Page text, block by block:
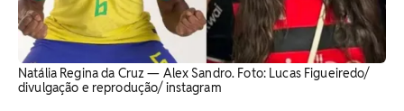
Natália Regina da Cruz — Alex Sandro. Foto: Lucas Figueiredo/
divulgação e reprodução/ instagram